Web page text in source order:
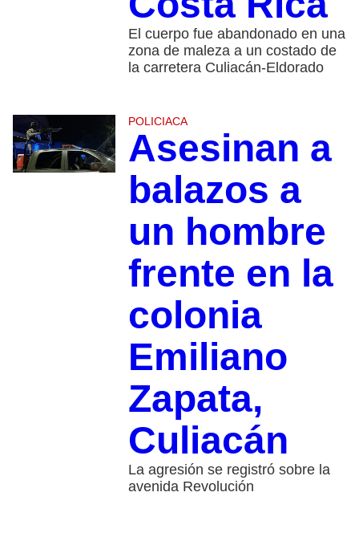
El cuerpo fue abandonado en una
zona de maleza a un costado de
la carretera Culiacán-Eldorado
POLICIACA
Asesinan a
balazos a
un hombre
frente en la
colonia
Emiliano
Zapata,
Culiacán
La agresión se registró sobre la
avenida Revolución